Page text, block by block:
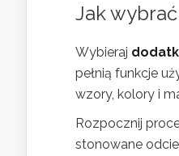
Jak
Wybieraj
pełnią funkcje
wzory, kolory i
Rozpocznij
stonowane